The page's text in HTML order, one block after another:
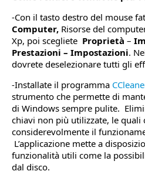
-Con il tasto destro del mouse
Computer, Risorse del
Xp, poi scegliete Proprietà –
Prestazioni – Impostazioni.
dovrete deselezionare tutti gli
-Installate il programma
strumento che permette di
di Windows sempre pulite.
chiavi non più utilizzate, le quali
considerevolmente il
L’applicazione mette a
funzionalità utili come la
dal disco.